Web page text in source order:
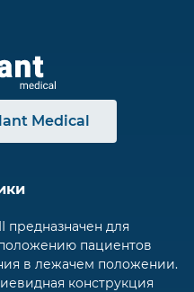
Medical
предназначен для
пациентов
в лежачем положении.
конструкция